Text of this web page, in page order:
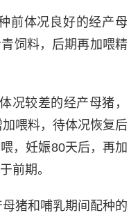
前体况良好的经产母
饲料，后期再加喂精
况较差的经产母猪，
喂料，待体况恢复后
，妊娠80天后，再加
前期。
母猪和哺乳期间配种的